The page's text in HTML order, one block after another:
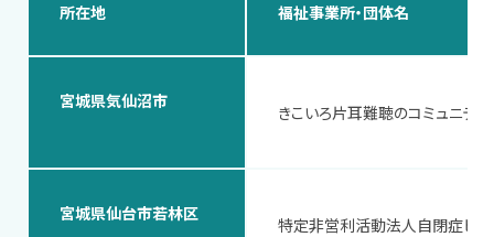
所在地 福祉事業所・団体名
宮城県気仙沼市
きこいろ片耳難聴のコミュニティ
宮城県仙台市若林区
特定非営利活動法人自閉症ピア